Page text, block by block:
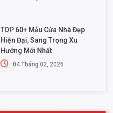
TOP 60+ Mẫu Cửa Nhà Đẹp
Hiện Đại, Sang Trọng Xu
Hướng Mới Nhất
04 Tháng 02, 2026